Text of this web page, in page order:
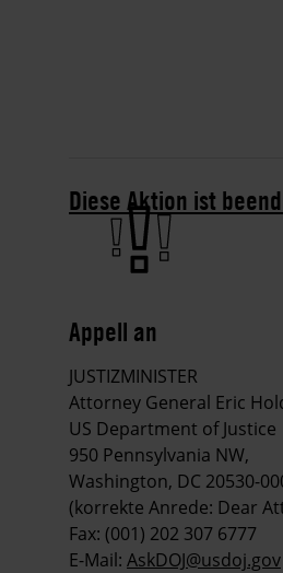
Diese Aktion ist
Appell an
JUSTIZMINISTER
Attorney General Eric
US Department of Justice
950 Pennsylvania NW,
Washington, DC 20530-
(korrekte Anrede: Dear
Fax: (001) 202 307 6777
E-Mail: AskDOJ@usdoj.gov